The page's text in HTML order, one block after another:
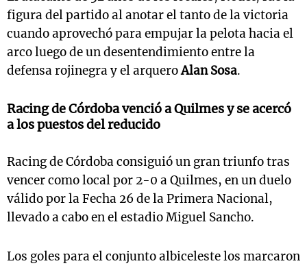
figura del partido al anotar el tanto de la victoria
cuando aprovechó para empujar la pelota hacia el
arco luego de un desentendimiento entre la
defensa rojinegra y el arqueroAlan Sosa.
Racing de Córdoba venció a Quilmes y se acercó
a los puestos del reducido
Racing de Córdoba consiguió un gran triunfo tras
vencer como local por 2-0 a Quilmes, en un duelo
válido por la Fecha 26 de la Primera Nacional,
llevado a cabo en el estadio Miguel Sancho.
Los goles para el conjunto albiceleste los marcaron